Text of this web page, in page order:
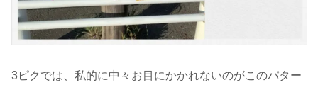
3ピクでは、私的に中々お目にかかれないのがこのパター